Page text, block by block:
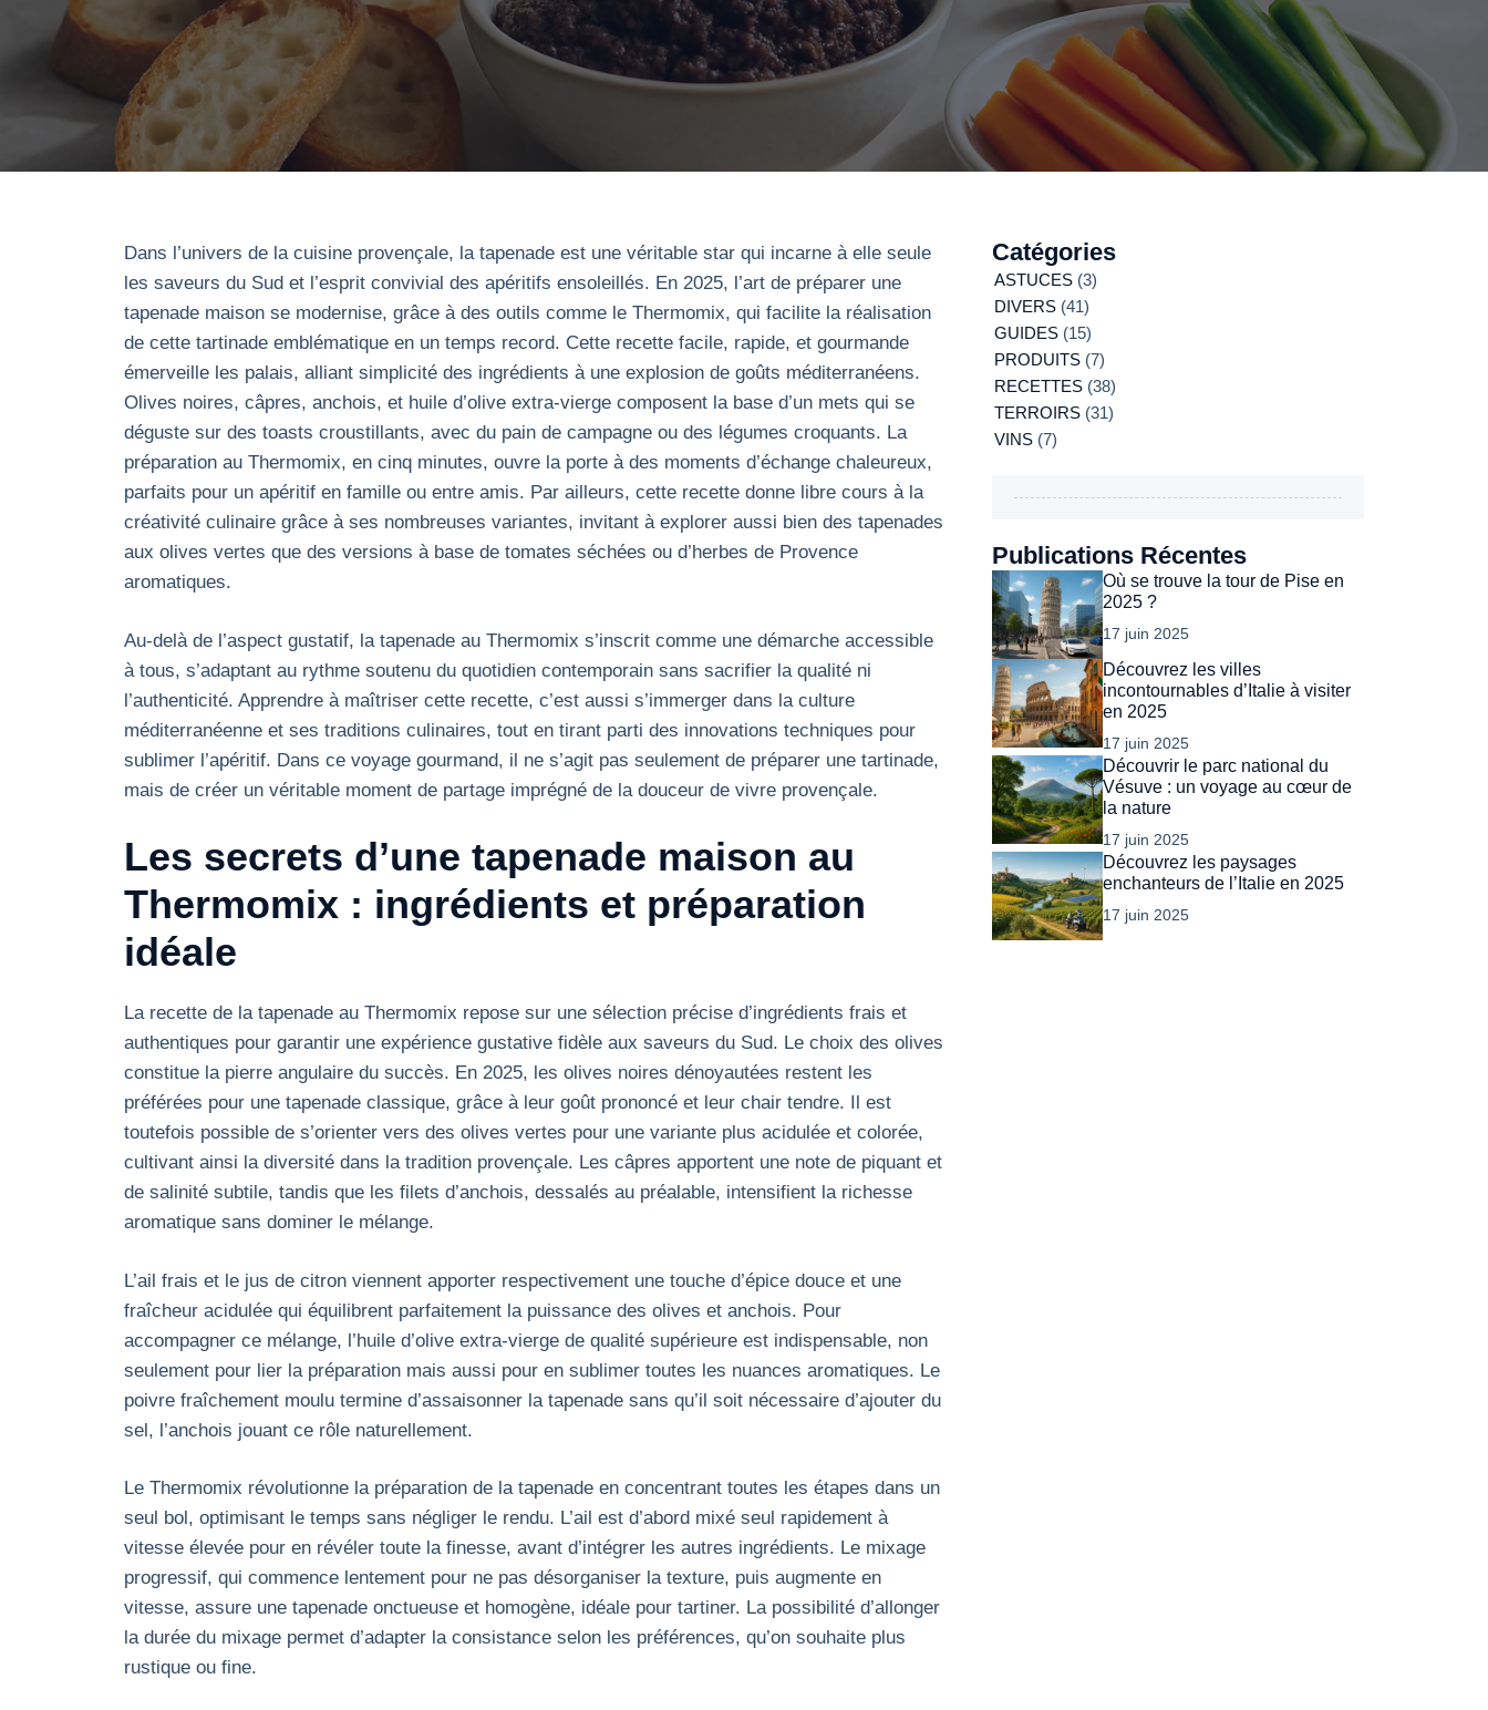
Dans l’univers de la cuisine provençale, la tapenade est une véritable star qui incarne à elle seule
les saveurs du Sud et l’esprit convivial des apéritifs ensoleillés. En 2025, l’art de préparer une
tapenade maison se modernise, grâce à des outils comme le Thermomix, qui facilite la réalisation
de cette tartinade emblématique en un temps record. Cette recette facile, rapide, et gourmande
émerveille les palais, alliant simplicité des ingrédients à une explosion de goûts méditerranéens.
Olives noires, câpres, anchois, et huile d’olive extra-vierge composent la base d’un mets qui se
déguste sur des toasts croustillants, avec du pain de campagne ou des légumes croquants. La
préparation au Thermomix, en cinq minutes, ouvre la porte à des moments d’échange chaleureux,
parfaits pour un apéritif en famille ou entre amis. Par ailleurs, cette recette donne libre cours à la
créativité culinaire grâce à ses nombreuses variantes, invitant à explorer aussi bien des tapenades
aux olives vertes que des versions à base de tomates séchées ou d’herbes de Provence
aromatiques.
Au-delà de l’aspect gustatif, la tapenade au Thermomix s’inscrit comme une démarche accessible
à tous, s’adaptant au rythme soutenu du quotidien contemporain sans sacrifier la qualité ni
l’authenticité. Apprendre à maîtriser cette recette, c’est aussi s’immerger dans la culture
méditerranéenne et ses traditions culinaires, tout en tirant parti des innovations techniques pour
sublimer l’apéritif. Dans ce voyage gourmand, il ne s’agit pas seulement de préparer une tartinade,
mais de créer un véritable moment de partage imprégné de la douceur de vivre provençale.
Les secrets d’une tapenade maison au
Thermomix : ingrédients et préparation
idéale
La recette de la tapenade au Thermomix repose sur une sélection précise d’ingrédients frais et
authentiques pour garantir une expérience gustative fidèle aux saveurs du Sud. Le choix des olives
constitue la pierre angulaire du succès. En 2025, les olives noires dénoyautées restent les
préférées pour une tapenade classique, grâce à leur goût prononcé et leur chair tendre. Il est
toutefois possible de s’orienter vers des olives vertes pour une variante plus acidulée et colorée,
cultivant ainsi la diversité dans la tradition provençale. Les câpres apportent une note de piquant et
de salinité subtile, tandis que les filets d’anchois, dessalés au préalable, intensifient la richesse
aromatique sans dominer le mélange.
L’ail frais et le jus de citron viennent apporter respectivement une touche d’épice douce et une
fraîcheur acidulée qui équilibrent parfaitement la puissance des olives et anchois. Pour
accompagner ce mélange, l’huile d’olive extra-vierge de qualité supérieure est indispensable, non
seulement pour lier la préparation mais aussi pour en sublimer toutes les nuances aromatiques. Le
poivre fraîchement moulu termine d’assaisonner la tapenade sans qu’il soit nécessaire d’ajouter du
sel, l’anchois jouant ce rôle naturellement.
Le Thermomix révolutionne la préparation de la tapenade en concentrant toutes les étapes dans un
seul bol, optimisant le temps sans négliger le rendu. L’ail est d’abord mixé seul rapidement à
vitesse élevée pour en révéler toute la finesse, avant d’intégrer les autres ingrédients. Le mixage
progressif, qui commence lentement pour ne pas désorganiser la texture, puis augmente en
vitesse, assure une tapenade onctueuse et homogène, idéale pour tartiner. La possibilité d’allonger
la durée du mixage permet d’adapter la consistance selon les préférences, qu’on souhaite plus
rustique ou fine.
Catégories
ASTUCES(3)
DIVERS(41)
GUIDES(15)
PRODUITS(7)
RECETTES(38)
TERROIRS(31)
VINS(7)
Publications Récentes
Où se trouve la tour de Pise en
2025 ?
17 juin 2025
Découvrez les villes
incontournables d’Italie à visiter
en 2025
17 juin 2025
Découvrir le parc national du
Vésuve : un voyage au cœur de
la nature
17 juin 2025
Découvrez les paysages
enchanteurs de l’Italie en 2025
17 juin 2025